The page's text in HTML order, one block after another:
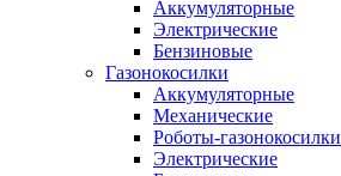
Аккумуляторные
Электрические
Бензиновые
Газонокосилки
Аккумуляторные
Механические
Роботы-газонокосилки
Электрические